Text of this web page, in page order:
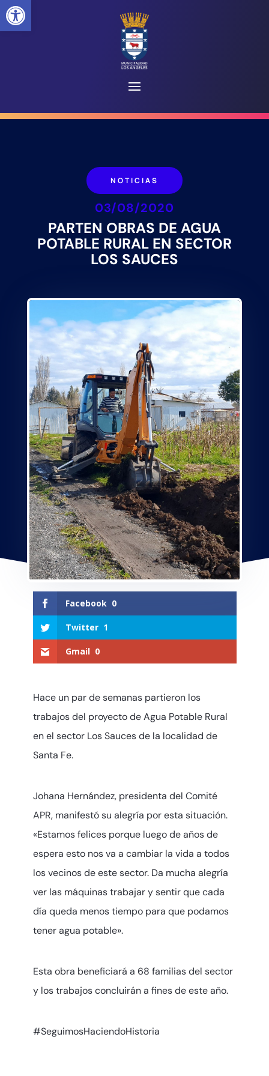
NOTICIAS
03/08/2020
PARTEN OBRAS DE AGUA
POTABLE RURAL EN SECTOR
LOS SAUCES
Facebook 0
Twitter 1
Gmail 0
Hace un par de semanas partieron los
trabajos del proyecto de Agua Potable Rural
en el sector Los Sauces de la localidad de
Santa Fe.
Johana Hernández, presidenta del Comité
APR, manifestó su alegría por esta situación.
«Estamos felices porque luego de años de
espera esto nos va a cambiar la vida a todos
los vecinos de este sector. Da mucha alegría
ver las máquinas trabajar y sentir que cada
día queda menos tiempo para que podamos
tener agua potable».
Esta obra beneficiará a 68 familias del sector
y los trabajos concluirán a fines de este año.
#SeguimosHaciendoHistoria